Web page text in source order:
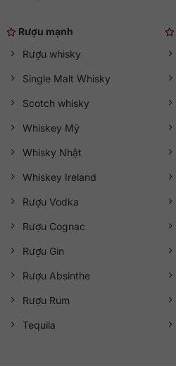
Rượu mạnh
Rượu whisky
Single Malt Whisky
Scotch whisky
Whiskey Mỹ
Whisky Nhật
Whiskey Ireland
Rượu Vodka
Rượu Cognac
Rượu Gin
Rượu Absinthe
Rượu Rum
Tequila